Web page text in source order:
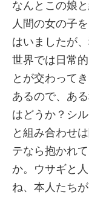
なんとこの娘
人間の女の子
はいましたが
世界では日常
とが交わって
あるので、あ
はどうか？シ
と組み合わせ
テなら抱かれ
か。ウサギと
ね、本人たち